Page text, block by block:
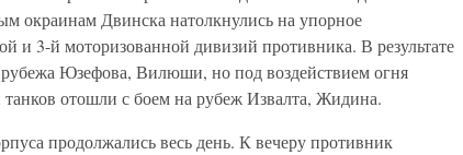
окраинам Двинска натолкнулись на упорное
и 3-й моторизованной дивизий противника. В результате
рубежа Юзефова, Вилюши, но под воздействием огня
танков отошли с боем на рубеж Извалта, Жидина.
продолжались весь день. К вечеру противник